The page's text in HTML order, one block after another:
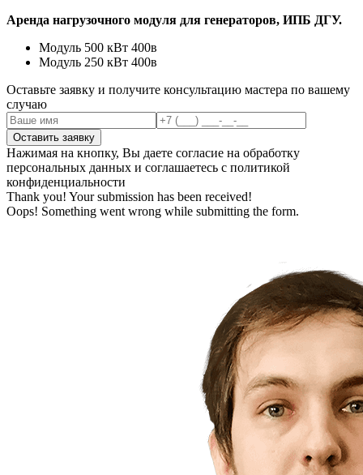
Аренда нагрузочного модуля для генераторов, ИПБ ДГУ.
Модуль 500 кВт 400в
Модуль 250 кВт 400в
Оставьте заявку и получите консультацию мастера по вашему
случаю
Нажимая на кнопку, Вы даете согласие на обработку
персональных данных и соглашаетесь с политикой
конфиденциальности
Thank you! Your submission has been received!
Oops! Something went wrong while submitting the form.